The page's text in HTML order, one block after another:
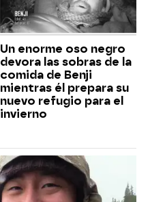
Un enorme oso negro
devora las sobras de la
comida de Benji
mientras él prepara su
nuevo refugio para el
invierno